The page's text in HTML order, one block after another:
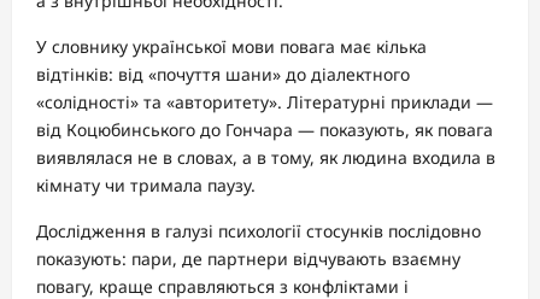
У словнику української мови повага має кілька
відтінків: від «почуття шани» до діалектного
«солідності» та «авторитету». Літературні приклади —
від Коцюбинського до Гончара — показують, як повага
виявлялася не в словах, а в тому, як людина входила в
кімнату чи тримала паузу.
Дослідження в галузі психології стосунків послідовно
показують: пари, де партнери відчувають взаємну
повагу, краще справляються з конфліктами і